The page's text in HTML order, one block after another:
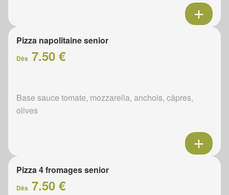
Pizza napolitaine senior
Dès 7.50 €
Base sauce tomate, mozzarella, anchois, câpres,
olives
Pizza 4 fromages senior
Dès 7.50 €